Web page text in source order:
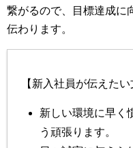
繋がるので、目標達成に
伝わります。
【新入社員が伝えたい
新しい環境に早く
う頑張ります。